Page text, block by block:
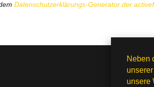
Datenschutzerklärungs-Generator der
Neben
unsere